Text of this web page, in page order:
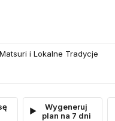
i Lokalne Tradycje
Wygeneruj
plan na 7 dni